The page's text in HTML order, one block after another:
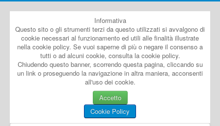
Informativa
Questo sito o gli strumenti terzi da questo utilizzati si avvalgono di
cookie necessari al funzionamento ed utili alle finalità illustrate
nella cookie policy. Se vuoi saperne di più o negare il consenso a
tutti o ad alcuni cookie, consulta la cookie policy.
Chiudendo questo banner, scorrendo questa pagina, cliccando su
un link o proseguendo la navigazione in altra maniera, acconsenti
all'uso dei cookie.
Accetto
Cookie Policy